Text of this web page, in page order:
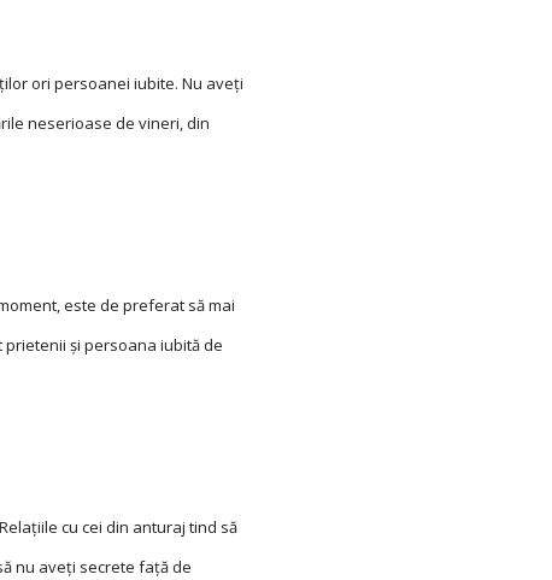
ori persoanei iubite. Nu aveţi
neserioase de vineri, din
este de preferat să mai
şi persoana iubită de
cu cei din anturaj tind să
nu aveţi secrete faţă de